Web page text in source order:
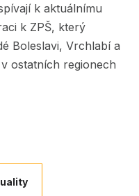
k aktuálnímu
k ZPŠ, který
Boleslavi, Vrchlabí a
ostatních regionech